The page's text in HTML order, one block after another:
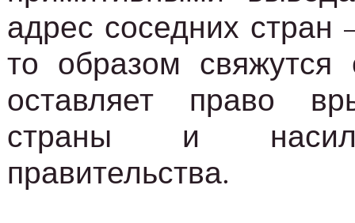
адрес соседних стран
то образом
оставляет право
страны и
правительства.